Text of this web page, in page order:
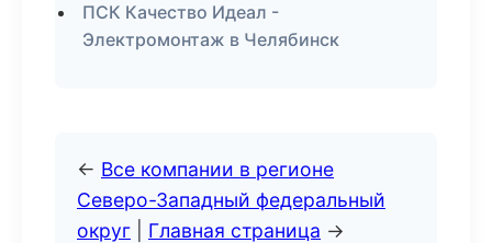
ПСК Качество Идеал -
Электромонтаж в Челябинск
← Все компании в регионе
Северо-Западный федеральный
округ
Главная страница →